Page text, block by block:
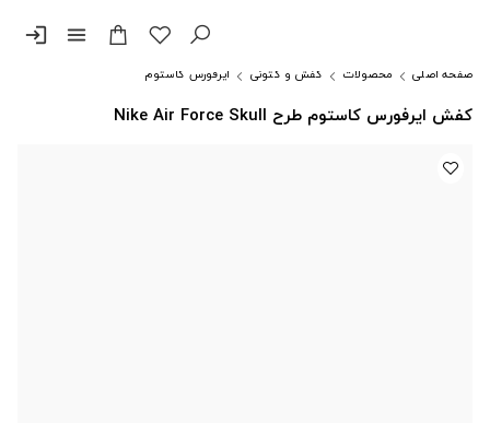
menu
login
صفحه اصلی محصولات کفش و کتونی ایرفورس کاستوم
کفش ایرفورس کاستوم طرح Nike Air Force Skull